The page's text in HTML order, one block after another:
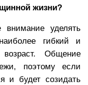
жизни?
внимание уделять
гибкий и
Общение
поэтому если
и будет созидать